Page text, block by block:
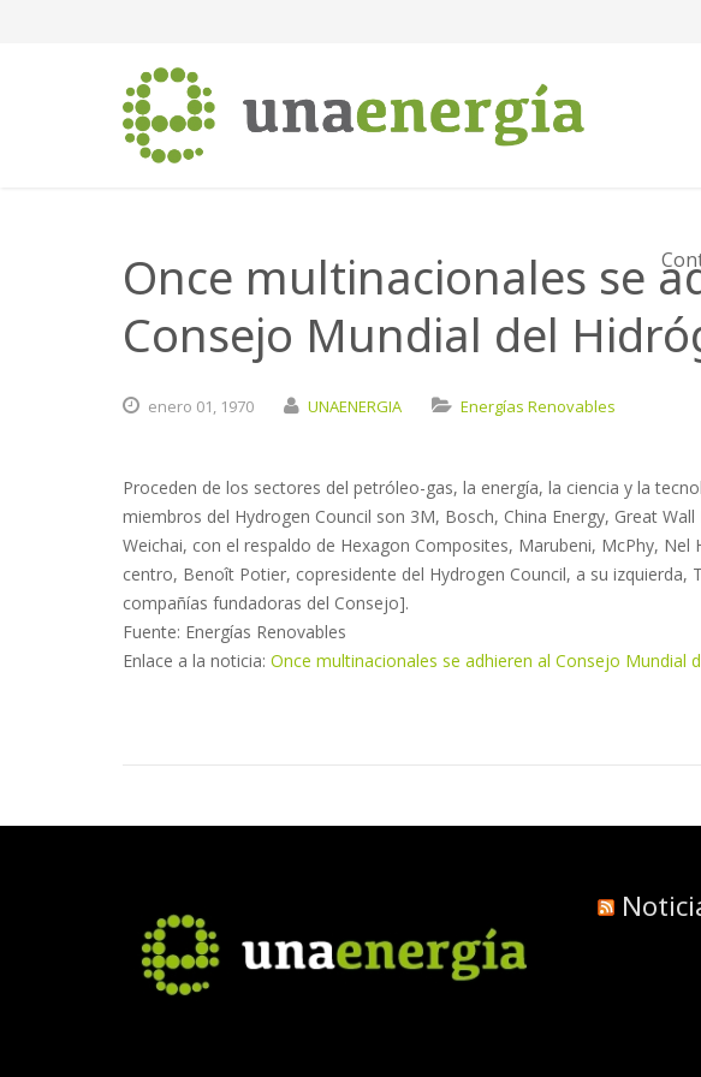
Once multinacionales se
Consejo Mundial del
enero 01, 1970 UNAENERGIA Energías Renovables
Proceden de los sectores del petróleo-gas, la energía, la ciencia y la
miembros del Hydrogen Council son 3M, Bosch, China Energy, Great
Weichai, con el respaldo de Hexagon Composites, Marubeni, McPhy, Nel
centro, Benoît Potier, copresidente del Hydrogen Council, a su izquierda,
compañías fundadoras del Consejo].
Fuente: Energías Renovables
Enlace a la noticia: Once multinacionales se adhieren al Consejo Mundial